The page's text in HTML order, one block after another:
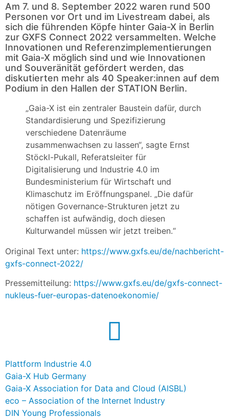
Am 7. und 8. September 2022 waren rund 500
Personen vor Ort und im Livestream dabei, als
sich die führenden Köpfe hinter Gaia-X in Berlin
zur GXFS Connect 2022 versammelten. Welche
Innovationen und Referenzimplementierungen
mit Gaia-X möglich sind und wie Innovationen
und Souveränität gefördert werden, das
diskutierten mehr als 40 Speaker:innen auf dem
Podium in den Hallen der STATION Berlin.
„Gaia-X ist ein zentraler Baustein dafür, durch
Standardisierung und Spezifizierung
verschiedene Datenräume
zusammenwachsen zu lassen“, sagte Ernst
Stöckl-Pukall, Referatsleiter für
Digitalisierung und Industrie 4.0 im
Bundesministerium für Wirtschaft und
Klimaschutz im Eröffnungspanel. „Die dafür
nötigen Governance-Strukturen jetzt zu
schaffen ist aufwändig, doch diesen
Kulturwandel müssen wir jetzt treiben.“
Original Text unter: https://www.gxfs.eu/de/nachbericht-
gxfs-connect-2022/
Pressemitteilung: https://www.gxfs.eu/de/gxfs-connect-
nukleus-fuer-europas-datenoekonomie/
Plattform Industrie 4.0
Gaia-X Hub Germany
Gaia-X Association for Data and Cloud (AISBL)
eco – Association of the Internet Industry
DIN Young Professionals